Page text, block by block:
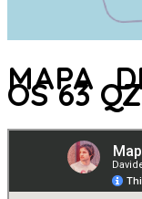
MAPA
OS 63